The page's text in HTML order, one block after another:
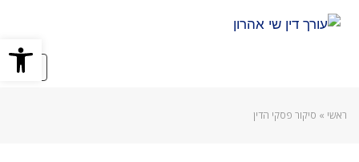
ראשי » סיקור פסקי הדין
פתח